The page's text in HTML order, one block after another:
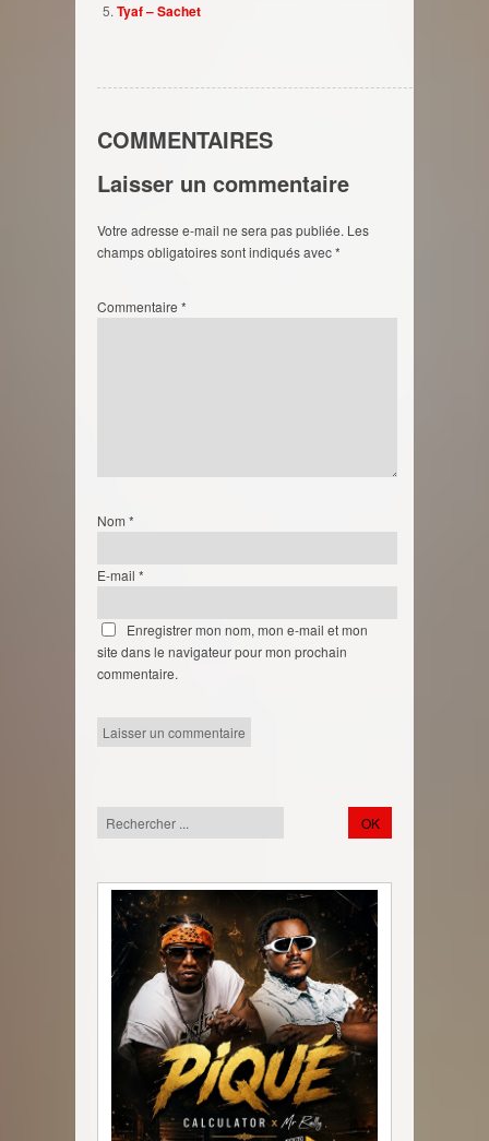
Tyaf – Sachet
COMMENTAIRES
Laisser un commentaire
Votre adresse e-mail ne sera pas publiée. Les
champs obligatoires sont indiqués avec*
Commentaire *
Nom *
E-mail *
Enregistrer mon nom, mon e-mail et mon
site dans le navigateur pour mon prochain
commentaire.